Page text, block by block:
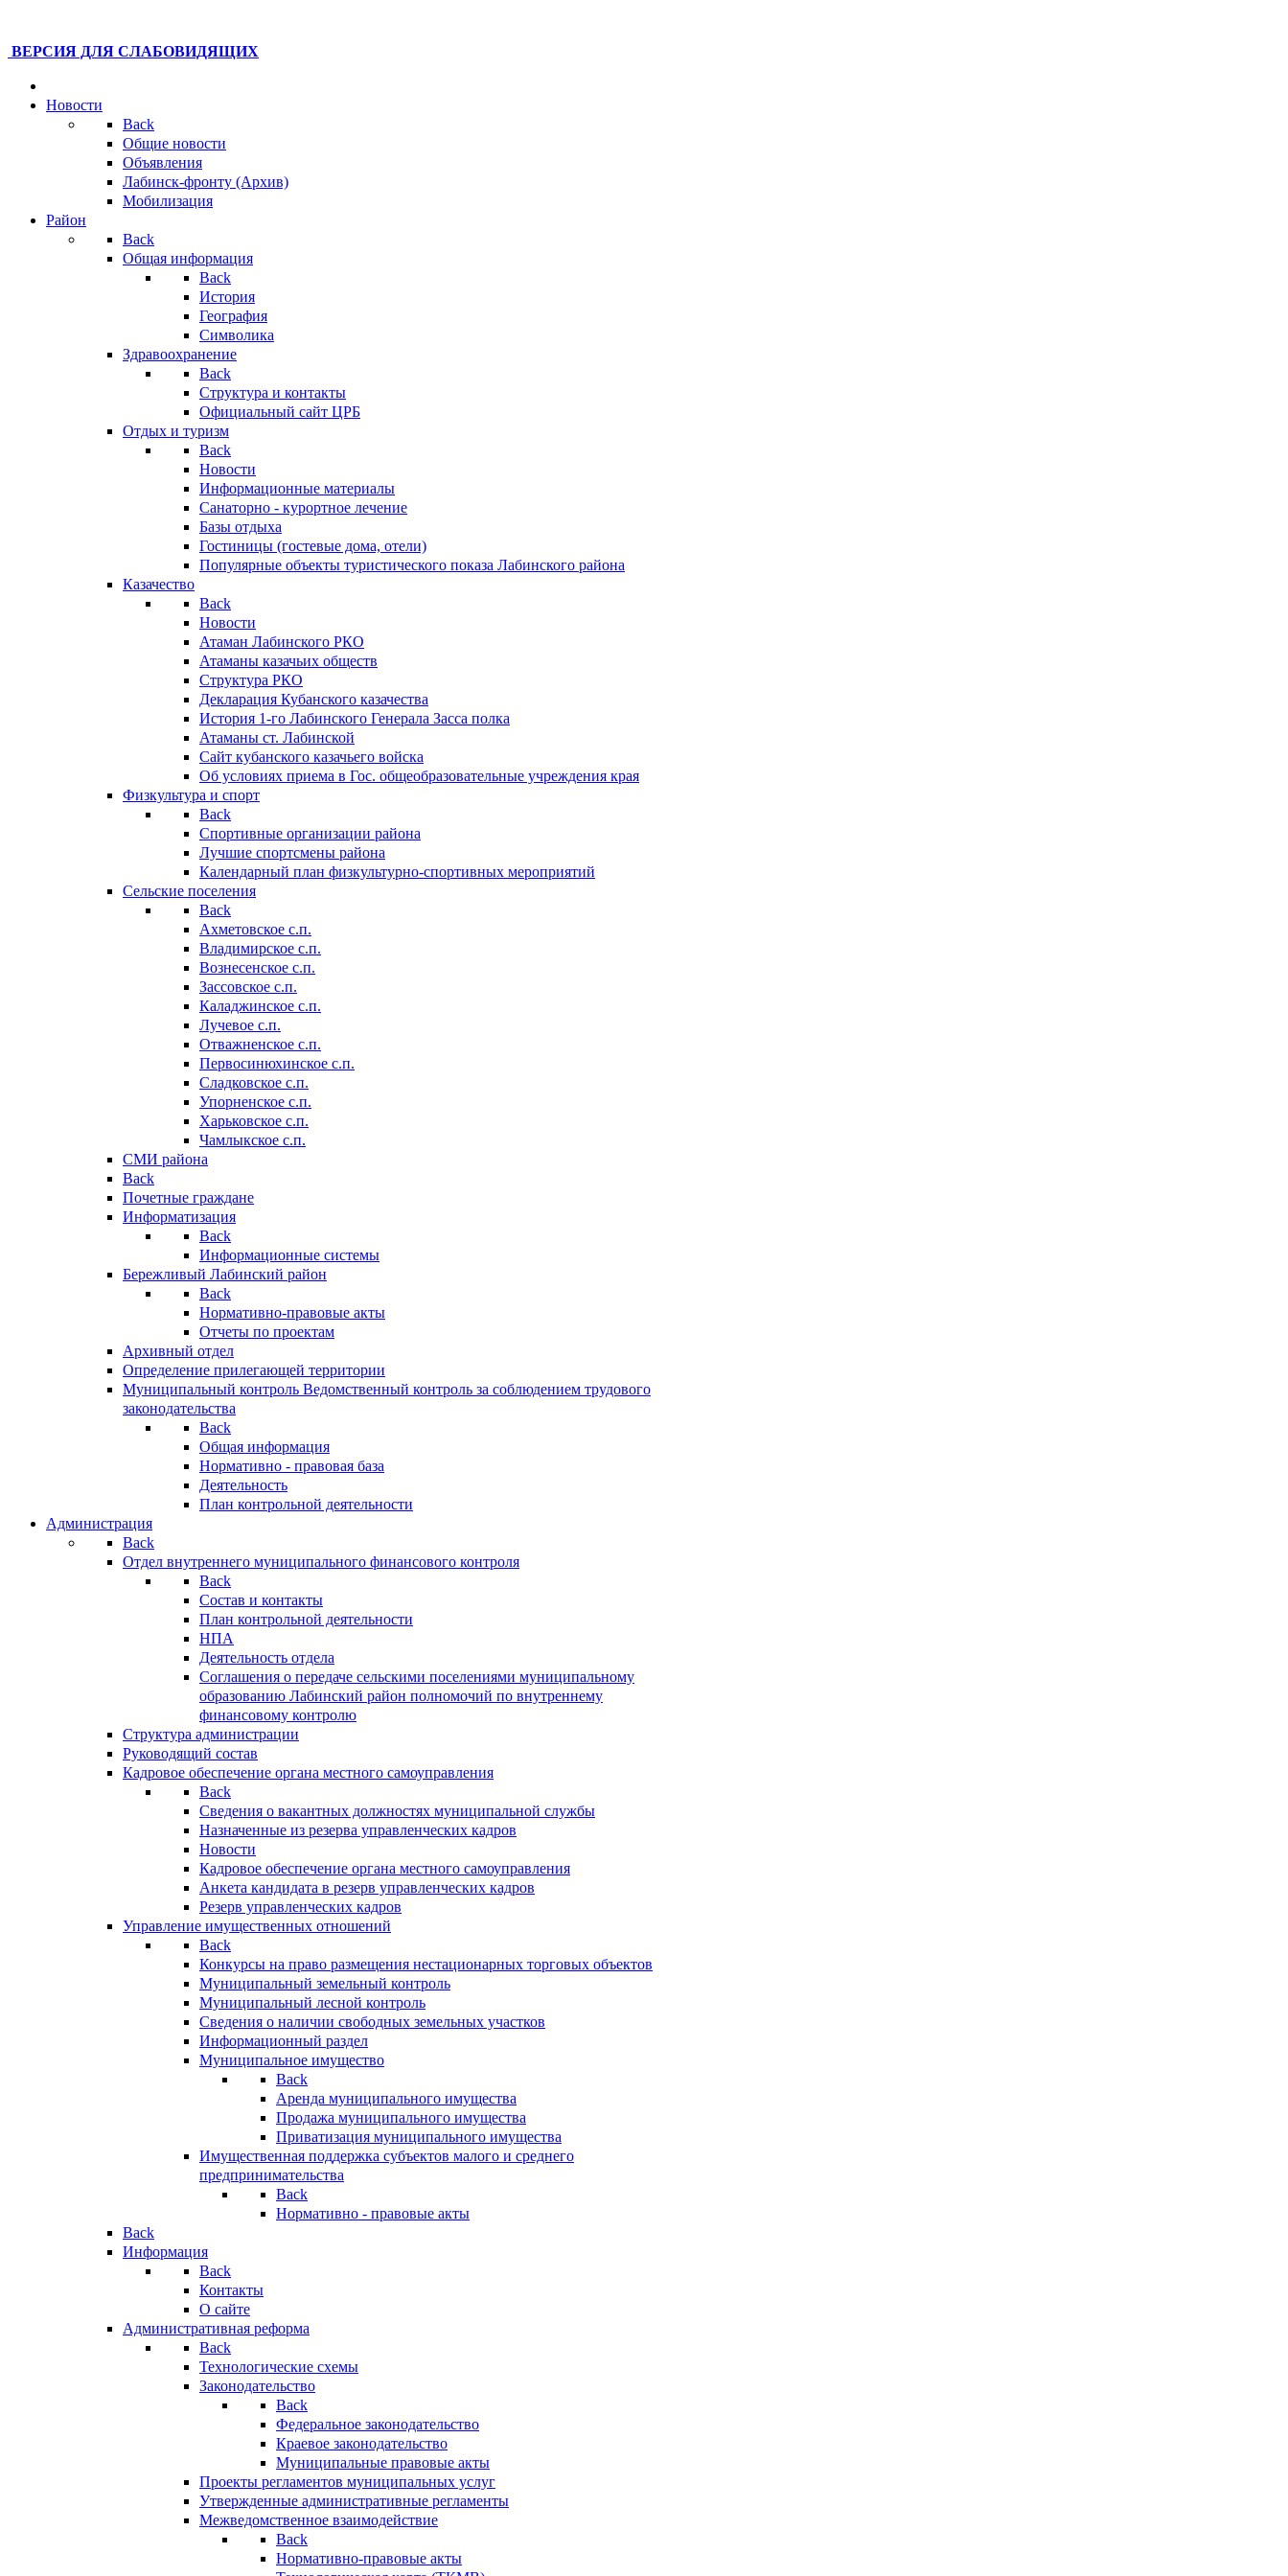
ВЕРСИЯ ДЛЯ СЛАБОВИДЯЩИХ
Новости
Back
Общие новости
Объявления
Лабинск-фронту (Архив)
Мобилизация
Район
Back
Общая информация
Back
История
География
Символика
Здравоохранение
Back
Структура и контакты
Официальный сайт ЦРБ
Отдых и туризм
Back
Новости
Информационные материалы
Санаторно - курортное лечение
Базы отдыха
Гостиницы (гостевые дома, отели)
Популярные объекты туристического показа Лабинского района
Казачество
Back
Новости
Атаман Лабинского РКО
Атаманы казачьих обществ
Структура РКО
Декларация Кубанского казачества
История 1-го Лабинского Генерала Засса полка
Атаманы ст. Лабинской
Cайт кубанского казачьего войска
Об условиях приема в Гос. общеобразовательные учреждения края
Физкультура и спорт
Back
Спортивные организации района
Лучшие спортсмены района
Календарный план физкультурно-спортивных мероприятий
Сельские поселения
Back
Ахметовское с.п.
Владимирское с.п.
Вознесенское с.п.
Зассовское с.п.
Каладжинское с.п.
Лучевое с.п.
Отважненское с.п.
Первосинюхинское с.п.
Сладковское с.п.
Упорненское с.п.
Харьковское с.п.
Чамлыкское с.п.
СМИ района
Back
Почетные граждане
Информатизация
Back
Информационные системы
Бережливый Лабинский район
Back
Нормативно-правовые акты
Отчеты по проектам
Архивный отдел
Определение прилегающей территории
Муниципальный контроль Ведомственный контроль за соблюдением трудового
законодательства
Back
Общая информация
Нормативно - правовая база
Деятельность
План контрольной деятельности
Администрация
Back
Отдел внутреннего муниципального финансового контроля
Back
Состав и контакты
План контрольной деятельности
НПА
Деятельность отдела
Соглашения о передаче сельскими поселениями муниципальному
образованию Лабинский район полномочий по внутреннему
финансовому контролю
Структура администрации
Руководящий состав
Кадровое обеспечение органа местного самоуправления
Back
Сведения о вакантных должностях муниципальной службы
Назначенные из резерва управленческих кадров
Новости
Кадровое обеспечение органа местного самоуправления
Анкета кандидата в резерв управленческих кадров
Резерв управленческих кадров
Управление имущественных отношений
Back
Конкурсы на право размещения нестационарных торговых объектов
Муниципальный земельный контроль
Муниципальный лесной контроль
Сведения о наличии свободных земельных участков
Информационный раздел
Муниципальное имущество
Back
Аренда муниципального имущества
Продажа муниципального имущества
Приватизация муниципального имущества
Имущественная поддержка субъектов малого и среднего
предпринимательства
Back
Нормативно - правовые акты
Back
Информация
Back
Контакты
О сайте
Административная реформа
Back
Технологические схемы
Законодательство
Back
Федеральное законодательство
Краевое законодательство
Муниципальные правовые акты
Проекты регламентов муниципальных услуг
Утвержденные административные регламенты
Межведомственное взаимодействие
Back
Нормативно-правовые акты